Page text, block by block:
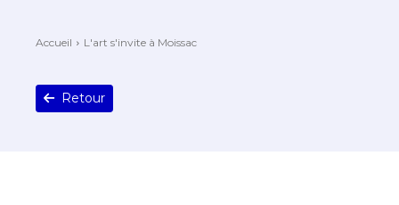
Accueil L'art s'invite à Moissac
Retour